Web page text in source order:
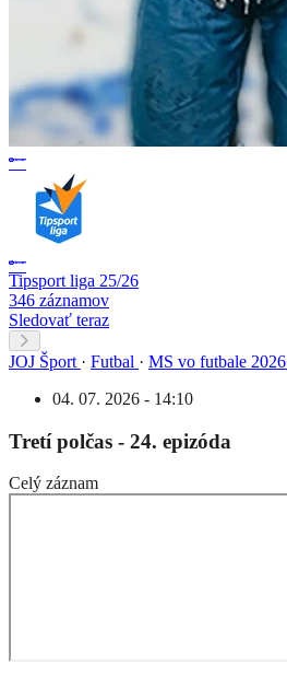
Tipsport liga 25/26
346 záznamov
Sledovať teraz
JOJ Šport · Futbal · MS vo futbale 2026
04. 07. 2026 - 14:10
Tretí polčas - 24. epizóda
Celý záznam